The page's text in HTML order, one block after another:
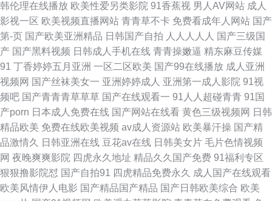
4区69 超碰人人草 91网站熊猫 亚洲国产18 色碰成人 性行为视频 人人妻人人
爽 玖玖香蕉九九 国产九一 大香蕉久久久久久久久 抖阴免费看 俺去啦黄色网
91夫妻福利视 91艹人 污污网站 探花av 国产传煤 99色99 怡春院导航 日本超
污污视频 欧美色图一区二区三区 日本不卡日本不卡不码 欧美日韩国产在线
观看 黄色库网站 国产精品久久久久超碰 操操人人操操 2014国产精品 日韩轮
理 欧美熟女视频一区二区 人妻人人爱 色色的网站色色的视频 日韩欧美另类
综合 人人妻人人肉 亚洲啪啪 日少妇B 人碰人操人 欧美色色 久久机热9 久艹
韩伦理在线播放 欧美性爱另类影院 91香蕉视 男人AV网站 成人
影视一区 欧美视频直播网站 青青草不卡 免费看成年人网站 国产
第-页 国产欧美亚洲精品 日韩国产自拍 人人人人人 国产三级国
产 国产黑料视频 日韩成人手机在线 青青操嫩逼 精东麻豆传媒
91 丁香婷婷五月亚洲 一区二区欧美 国产99在线播放 成人亚洲
视频网 国产丝袜美女一 亚洲婷婷成人 亚洲第一成人影院 91视
频吧 国产青青青草草草 国产在线观看一 91人人超碰青青 91国
产porn 日本成人免费在线 国产网站在线看 黄色三级视频网 日韩
精品欧美 免费在线欧美视频 av成人资源站 欧美暴汗操 国产精
品激情久
日韩亚洲在线 豆花av在线 日韩美女片 毛片色情视频
网 夜晚爽爽影院 四虎永久地址 精品久久国产免费 91福利专区
狠狠撸影院怼 国产自拍91 四虎精品免费永久 成人国产在线观看
欧美风情伊人电影 国产精品国产精品 国产日韩欧美综合 欧美